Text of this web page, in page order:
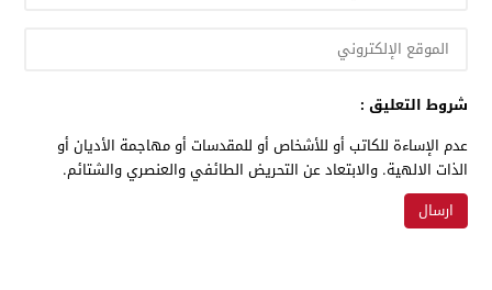
شروط التعليق :
عدم الإساءة للكاتب أو للأشخاص أو للمقدسات أو مهاجمة الأديان أو
الذات الالهية. والابتعاد عن التحريض الطائفي والعنصري والشتائم.